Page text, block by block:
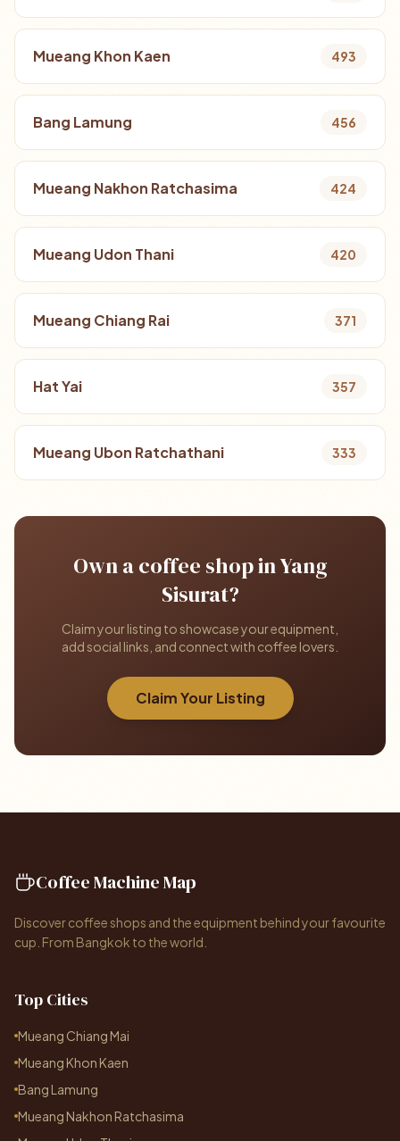
Mueang Khon Kaen 493
Bang Lamung 456
Mueang Nakhon Ratchasima 424
Mueang Udon Thani 420
Mueang Chiang Rai 371
Hat Yai 357
Mueang Ubon Ratchathani 333
Own a coffee shop in Yang
Sisurat?
Claim your listing to showcase your equipment,
add social links, and connect with coffee lovers.
Claim Your Listing
Coffee Machine Map
Discover coffee shops and the equipment behind your favourite
cup. From Bangkok to the world.
Top Cities
Mueang Chiang Mai
Mueang Khon Kaen
Bang Lamung
Mueang Nakhon Ratchasima